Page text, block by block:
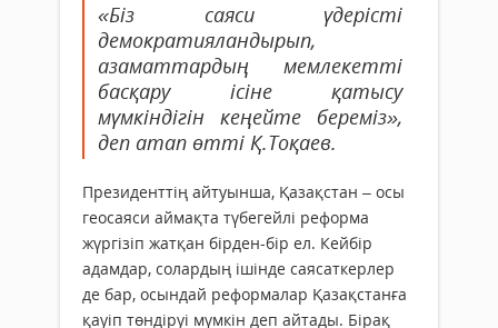
«Біз саяси үдерісті
демократияландырып,
азаматтардың мемлекетті
басқару ісіне қатысу
мүмкіндігін кеңейте береміз»,
деп атап өтті Қ.Тоқаев.
Президенттің айтуынша, Қазақстан – осы
геосаяси аймақта түбегейлі реформа
жүргізіп жатқан бірден-бір ел. Кейбір
адамдар, солардың ішінде саясаткерлер
де бар, осындай реформалар Қазақстанға
қауіп төндіруі мүмкін деп айтады. Бірақ